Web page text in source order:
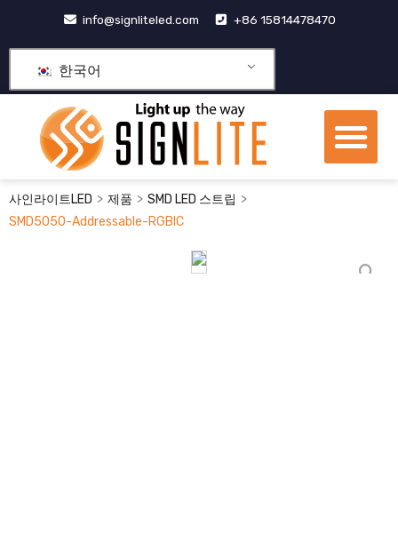
츠
건
info@signliteled.com +86 15814478470
한국어
메
뉴
사인라이트LED > 제품 > SMD LED 스트립 >
SMD5050-Addressable-RGBIC